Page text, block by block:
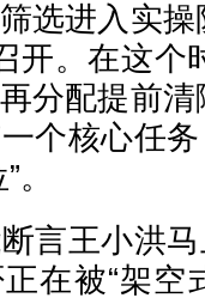
选进入实
开。在这个
分配提前
个核心任
。
言王小洪
在被“架空